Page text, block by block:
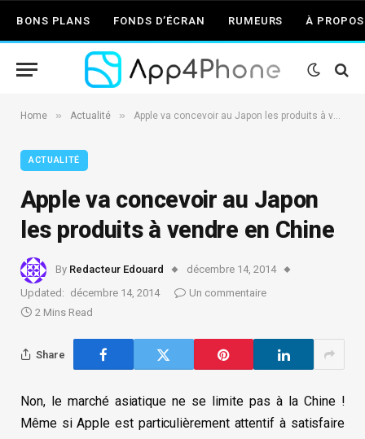
BONS PLANS FONDS D’ÉCRAN RUMEURS À PROPOS
Home » Actualité » Apple va concevoir au Japon les produits à vendre en Chine
ACTUALITÉ
Apple va concevoir au Japon
les produits à vendre en Chine
By Redacteur Edouard
décembre 14, 2014
Updated: décembre 14, 2014
Un commentaire
2 Mins Read
Share
Non, le marché asiatique ne se limite pas à la Chine !
Même si Apple est particulièrement attentif à satisfaire